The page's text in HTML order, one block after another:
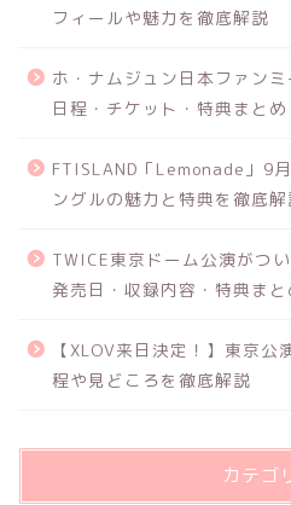
フィールや魅力を徹底解説
ホ・ナムジュン日本ファン
日程・チケット・特典まとめ
FTISLAND「Lemonade」9
ングルの魅力と特典を徹底解
TWICE東京ドーム公演がつ
発売日・収録内容・特典まと
【XLOV来日決定！】東京
程や見どころを徹底解説
カテゴ